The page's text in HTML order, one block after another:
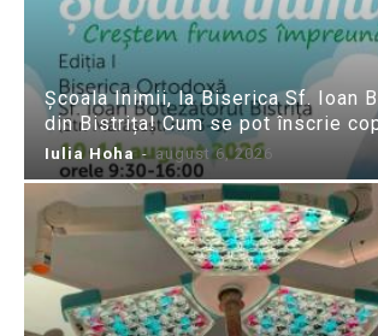
Școala Inimii, la Biserica Sf. Ioan
din Bistrița! Cum se pot înscrie
Iulia Hoha - august 6, 2026